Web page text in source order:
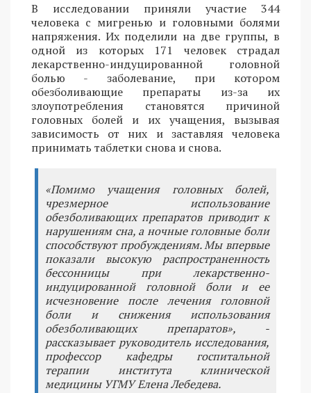
В исследовании приняли участие 344
человека с мигренью и головными болями
напряжения. Их поделили на две группы, в
одной из которых 171 человек страдал
лекарственно-индуцированной головной
болью - заболевание, при котором
обезболивающие препараты из-за их
злоупотребления становятся причиной
головных болей и их учащения, вызывая
зависимость от них и заставляя человека
принимать таблетки снова и снова.
«Помимо учащения головных болей,
чрезмерное использование
обезболивающих препаратов приводит к
нарушениям сна, а ночные головные боли
способствуют пробуждениям. Мы впервые
показали высокую распространенность
бессонницы при лекарственно-
индуцированной головной боли и ее
исчезновение после лечения головной
боли и снижения использования
обезболивающих препаратов», -
рассказывает руководитель исследования,
профессор кафедры госпитальной
терапии института клинической
медицины УГМУ Елена Лебедева.